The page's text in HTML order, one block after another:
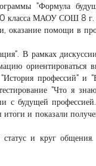
"Формула
10 класса МАОУ СОШ 8 г.
оказание помощи в
В рамках
ориентироваться
"История профессий" и
"Что я
с будущей
итоги и показали
и круг общения.